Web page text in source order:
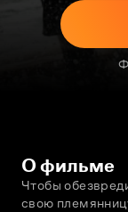
О фильме
Чтобы
свою